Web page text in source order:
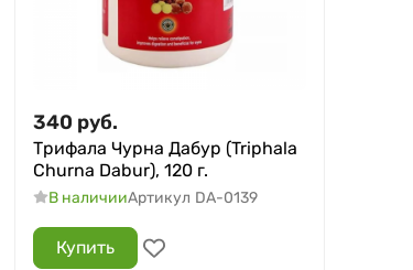
340 руб.
Трифала Чурна Дабур (Triphala
Churna Dabur), 120 г.
В наличииАртикул DA-0139
Купить